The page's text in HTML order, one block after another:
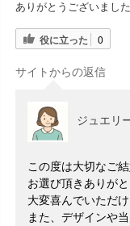
ありがとうございました
役に立った 0
サイトからの返信
ジュエリ
この度は大切なご
お選び頂きありが
大変喜んでいただ
また、デザインや